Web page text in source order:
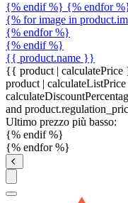
{% endif %} {% endfor
{% for image in
{% endfor %}
{% endif %}
{{ product.name }}
{{ product |
product |
and
Ultimo prezzo più basso:
{% endif %}
{% endfor %}